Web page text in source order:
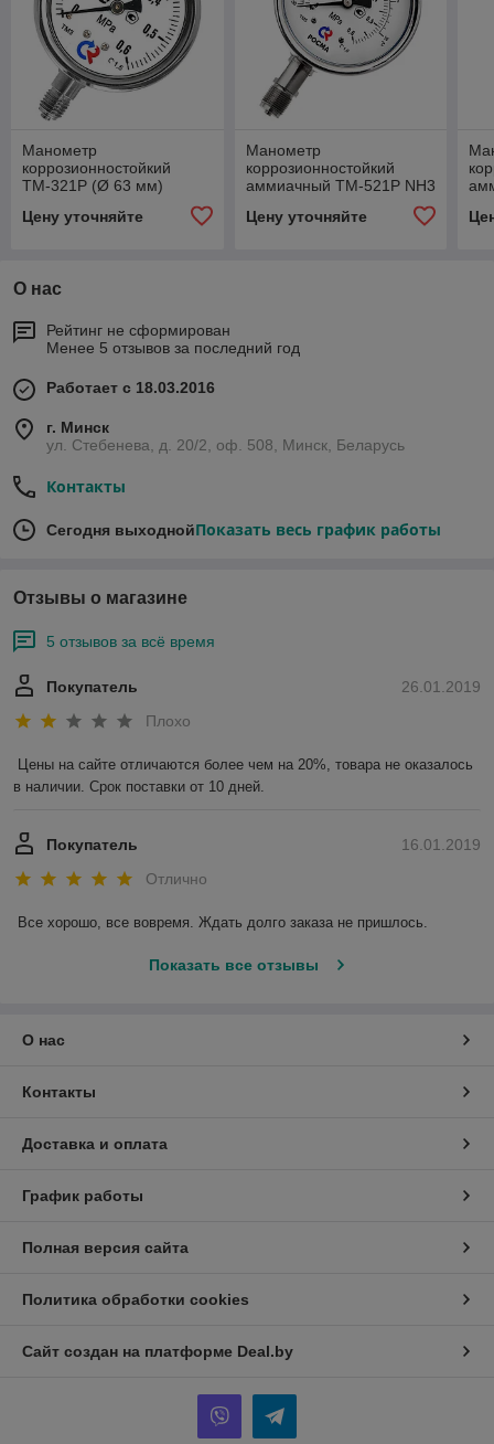
Манометр
коррозионностойкий
ТМ-321Р (Ø 63 мм)
Цену уточняйте
Манометр
коррозионностойкий
аммиачный ТМ-521Р NH3
Цену уточняйте
О нас
Рейтинг не сформирован
Менее 5 отзывов за последний год
Работает с 18.03.2016
г. Минск
ул. Стебенева, д. 20/2, оф. 508, Минск, Беларусь
Контакты
Сегодня выходнойПоказать весь график работы
Отзывы о магазине
5 отзывов за всё время
26.01.2019
Покупатель
Плохо
Цены на сайте отличаются более чем на 20%, товара не оказалось
в наличии. Срок поставки от 10 дней.
16.01.2019
Покупатель
Отлично
Все хорошо, все вовремя. Ждать долго заказа не пришлось.
Показать все отзывы
О нас
Контакты
Доставка и оплата
График работы
Полная версия сайта
Политика обработки cookies
Сайт создан на платформе Deal.by